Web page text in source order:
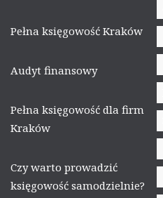
Pełna księgowość Kraków
Audyt finansowy
Pełna księgowość dla firm
Kraków
Czy warto prowadzić
księgowość samodzielnie?